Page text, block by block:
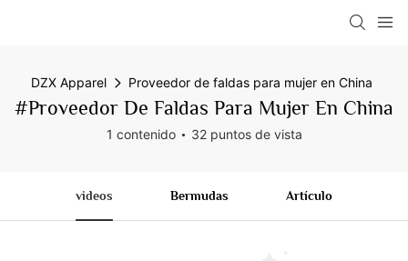
DZX Apparel Proveedor de faldas para mujer en China
#Proveedor De Faldas Para Mujer En China
1 contenido 32 puntos de vista
videos Bermudas Artículo